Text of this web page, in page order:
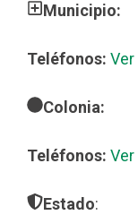
Municipio:
Teléfonos:
Colonia:
Teléfonos:
Estado: